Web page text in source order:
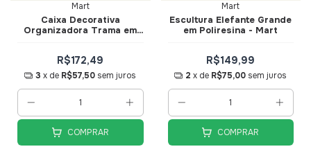
Mart
Caixa Decorativa
Organizadora Trama em
R$172,49
3 x de R$57,50 sem juros
COMPRAR
Mart
Escultura Elefante Grande
em Poliresina - Mart
R$149,99
2 x de R$75,00 sem juros
COMPRAR